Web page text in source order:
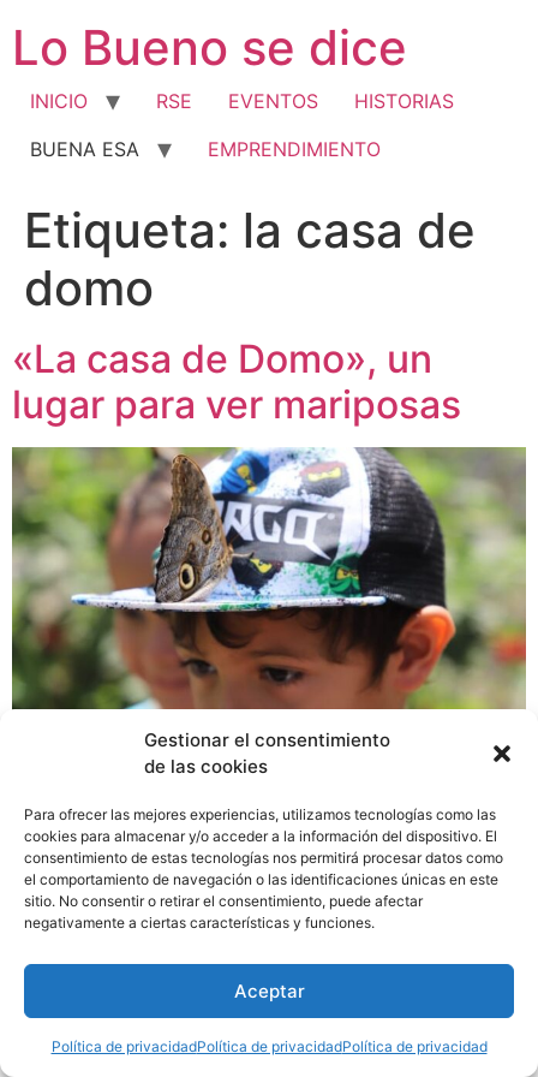
Gestionar el consentimiento
de las cookies
Para ofrecer las mejores experiencias, utilizamos tecnologías como las
cookies para almacenar y/o acceder a la información del dispositivo. El
consentimiento de estas tecnologías nos permitirá procesar datos como
el comportamiento de navegación o las identificaciones únicas en este
sitio. No consentir o retirar el consentimiento, puede afectar
negativamente a ciertas características y funciones.
Aceptar
Política de privacidadPolítica de privacidadPolítica de privacidad
contenido
Lo Bueno se dice
INICIO RSE EVENTOS
HISTORIAS
BUENA ESA
EMPRENDIMIENTO
Etiqueta: la casa de
domo
«La casa de Domo», un
lugar para ver mariposas
En conmemoración del Día de la Tierra, el Parque
Municipal Summit y la Alcaldía de Panamá inauguraron
“La casa de Domo”, un espacio en el que los visitantes
podrán conectase con las mariposas nativas de Panamá
y aprender sobre su importancia en el ecosistema.